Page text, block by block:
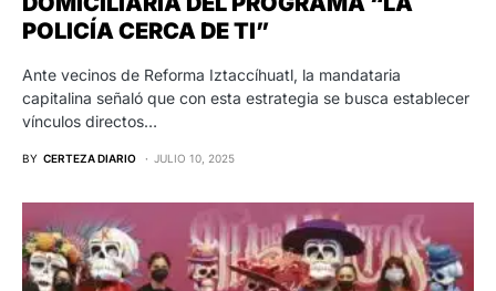
POLICÍA CERCA DE TI”
Ante vecinos de Reforma Iztaccíhuatl, la mandataria
capitalina señaló que con esta estrategia se busca establecer
vínculos directos…
BY CERTEZA DIARIO JULIO 10, 2025